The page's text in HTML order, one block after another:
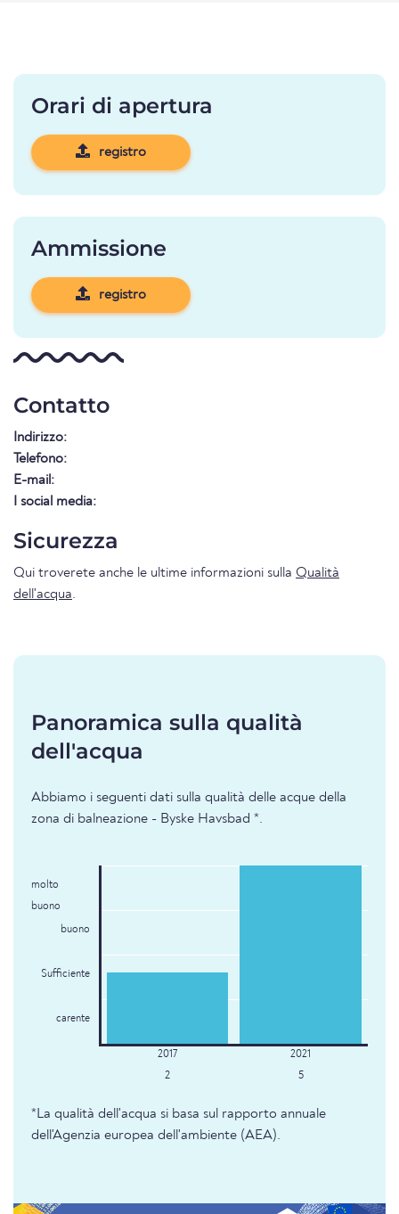
Orari di apertura
registro
Ammissione
registro
Contatto
Indirizzo:
Telefono:
E-mail:
I social media:
Sicurezza
Qui troverete anche le ultime informazioni sulla Qualità
dell'acqua.
Panoramica sulla qualità
dell'acqua
Abbiamo i seguenti dati sulla qualità delle acque della
zona di balneazione - Byske Havsbad *.
molto
buono
buono
Sufficiente
carente
2 5
*La qualità dell'acqua si basa sul rapporto annuale
dell'Agenzia europea dell'ambiente (AEA).